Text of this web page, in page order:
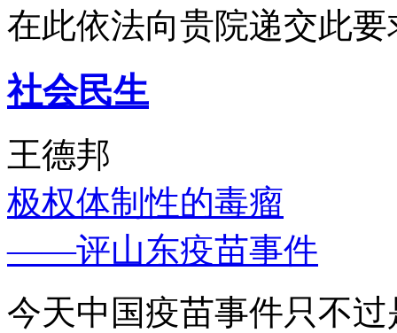
在此依法向贵院递交此要
社会民生
王德邦
极权体制性的毒瘤
——评山东疫苗事件
今天中国疫苗事件只不